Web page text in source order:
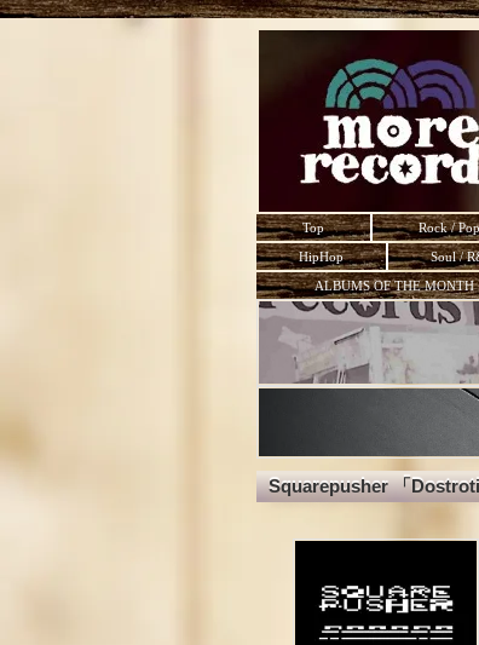
Top Rock /
HipHop
Soul /
ALBUMS OF THE
Squarepusher 「